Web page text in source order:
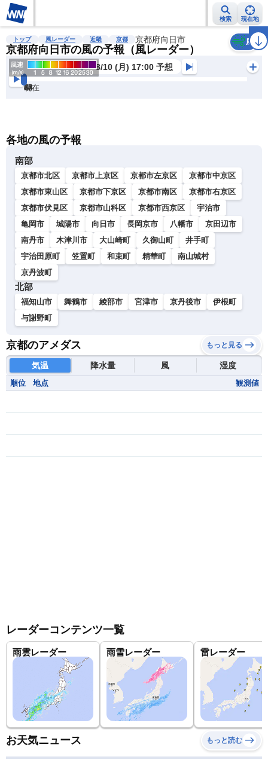
検索 現在地
雨雲レーダー 台風情報 地震情報 警報・注意報 2週間天気 ラ
トップ 風レーダー 近畿 京都 京都府向日市
京都府向日市の風の予報（風レーダー）
風
8/10 (月) 17:00 予想
現在
6h
12
24
36
48
60
72
各地の風の予報
南部
京都市北区 京都市上京区 京都市左京区
京都市中京区
京都市東山区
京都市下京区 京都市南区
京都市右京区
京都市伏見区
京都市山科区 京都市西京区
宇治市
亀岡市
城陽市 向日市 長岡京市 八幡市
京田辺市
南丹市
木津川市 大山崎町 久御山町
井手町
宇治田原町
笠置町 和束町 精華町
南山城村
京丹波町
北部
福知山市 舞鶴市 綾部市 宮津市 京丹後市
伊根町
与謝野町
京都のアメダス もっと見る
気温 降水量 風 湿度
順位 地点 観測値
レーダーコンテンツ一覧
雨雲レーダー 雨雪レーダー 雷レーダー
お天気ニュース もっと読む